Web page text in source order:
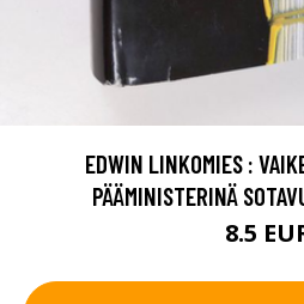
EDWIN LINKOMIES :
PÄÄMINISTERINÄ
8.5